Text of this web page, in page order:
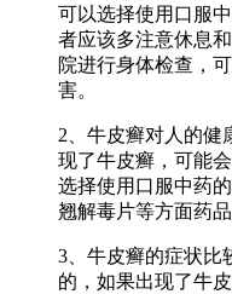
可以选择使用口服
者应该多注意休息
院进行身体检查，
害。
2、牛皮癣对人的健
现了牛皮癣，可能
选择使用口服中药
翘解毒片等方面药
3、牛皮癣的症状比
的，如果出现了牛